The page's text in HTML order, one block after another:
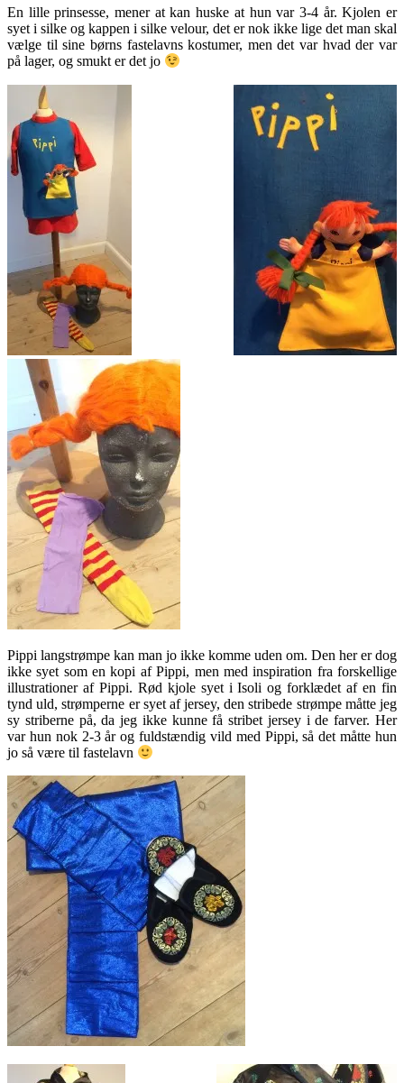
En lille prinsesse, mener at kan huske at hun var 3-4 år. Kjolen er
syet i silke og kappen i silke velour, det er nok ikke lige det man skal
vælge til sine børns fastelavns kostumer, men det var hvad der var
på lager, og smukt er det jo
Pippi langstrømpe kan man jo ikke komme uden om. Den her er dog
ikke syet som en kopi af Pippi, men med inspiration fra forskellige
illustrationer af Pippi. Rød kjole syet i Isoli og forklædet af en fin
tynd uld, strømperne er syet af jersey, den stribede strømpe måtte jeg
sy striberne på, da jeg ikke kunne få stribet jersey i de farver. Her
var hun nok 2-3 år og fuldstændig vild med Pippi, så det måtte hun
jo så være til fastelavn